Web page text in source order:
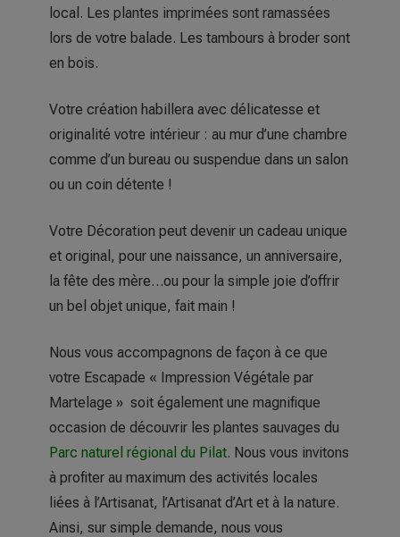
local. Les plantes imprimées sont ramassées
lors de votre balade. Les tambours à broder sont
en bois.
Votre création habillera avec délicatesse et
originalité votre intérieur : au mur d’une chambre
comme d’un bureau ou suspendue dans un salon
ou un coin détente !
Votre Décoration peut devenir un cadeau unique
et original, pour une naissance, un anniversaire,
la fête des mère…ou pour la simple joie d’offrir
un bel objet unique, fait main !
Nous vous accompagnons de façon à ce que
votre Escapade « Impression Végétale par
Martelage » soit également une magnifique
occasion de découvrir les plantes sauvages du
Parc naturel régional du Pilat. Nous vous invitons
à profiter au maximum des activités locales
liées à l’Artisanat, l’Artisanat d’Art et à la nature.
Ainsi, sur simple demande, nous vous